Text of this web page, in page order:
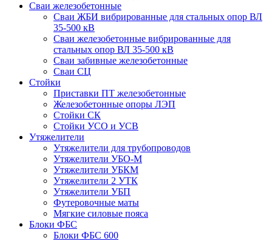
Сваи железобетонные
Сваи ЖБИ вибрированные для стальных опор ВЛ
35-500 кВ
Сваи железобетонные вибрированные для
стальных опор ВЛ 35-500 кВ
Сваи забивные железобетонные
Сваи СЦ
Стойки
Приставки ПТ железобетонные
Железобетонные опоры ЛЭП
Стойки СК
Стойки УСО и УСВ
Утяжелители
Утяжелители для трубопроводов
Утяжелители УБО-М
Утяжелители УБКМ
Утяжелители 2 УТК
Утяжелители УБП
Футеровочные маты
Мягкие силовые пояса
Блоки ФБС
Блоки ФБС 600